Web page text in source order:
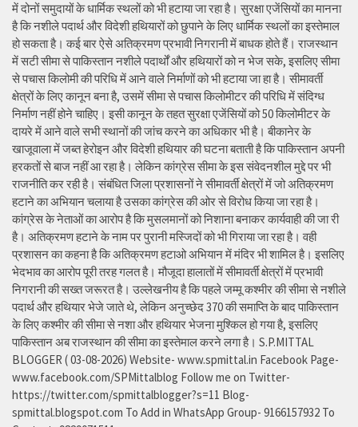
में दोनों समुदायों के धार्मिक स्थलों को भी हटाया जा रहा है। सुरक्षा एजेंसियों का मानना
है कि नशीले पदार्थ और विदेशी हथियारों को छुपाने के लिए धार्मिक स्थलों का इस्तेमाल
हो सकता है। कई बार ऐसे अतिक्रमण प्रभावी निगरानी में बाधक होते हैं। राजस्थान
में सटी सीमा से पाकिस्तान नशीले पदार्थों और हथियारों को न भेज सके, इसलिए सीमा
से पचास किलोमी की परिधि में आने वाले निर्माणों को भी हटाया जा हा है। सीमावर्ती
क्षेत्रों के लिए कानून बना है, उसमें सीमा से पचास किलोमीटर की परिधि में संदिग्ध
निर्माण नहीं होने चाहिए। इसी कानून के तहत सुरक्षा एजेंसियों को 50 किलोमीटर के
दायरे में आने वाले सभी स्थानों की जांच करने का अधिकार भी है। बीकानेर के
खाजूवाला में जब्त हेरोइन और विदेशी हथियार की घटना बताती है कि पाकिस्तान अपनी
हरकतों से बाज नहीं आ रहा है। लेकिन कांग्रेस सीमा के इस संवेदनशील मुद्दे पर भी
राजनीति कर रही है। संबंधित जिला प्रशासनों ने सीमावर्ती क्षेत्रों में जो अतिक्रमण
हटाने का अभियान चलाया है उसका कांग्रेस की ओर से विरोध किया जा रहा है।
कांग्रेस के नेताओं का आरोप है कि मुसलमानों को निशाना बनाकर कार्यवाही की जा री
है। अतिक्रमण हटाने के नाम पर पुरानी मस्जिदों को भी गिराया जा रहा है। वही
प्रशासन का कहना है कि अतिक्रमण हटाओ अभियान में मंदिर भी शामिल है। इसलिए
भेदभाव का आरोप पूरी तरह गलत है। मौजूदा हालातों में सीमावर्ती क्षेत्रों में प्रभावी
निगरानी की सख्त जरूरत है। उल्लेखनीय है कि पहले जम्मू कश्मीर की सीमा से नशीले
पदार्थ और हथियार भेजे जाते थे, लेकिन अनुच्छेद 370 की समाप्ति के बाद पाकिस्तान
के लिए कश्मीर की सीमा से नशा और हथियार भेजना मुश्किल हो गया है, इसलिए
पाकिस्तान अब राजस्थान की सीमा का इस्तेमाल करने लगा है। S.P.MITTAL
BLOGGER ( 03-08-2026) Website- www.spmittal.in Facebook Page-
www.facebook.com/SPMittalblog Follow me on Twitter-
https://twitter.com/spmittalblogger?s=11 Blog-
spmittal.blogspot.com To Add in WhatsApp Group- 9166157932 To